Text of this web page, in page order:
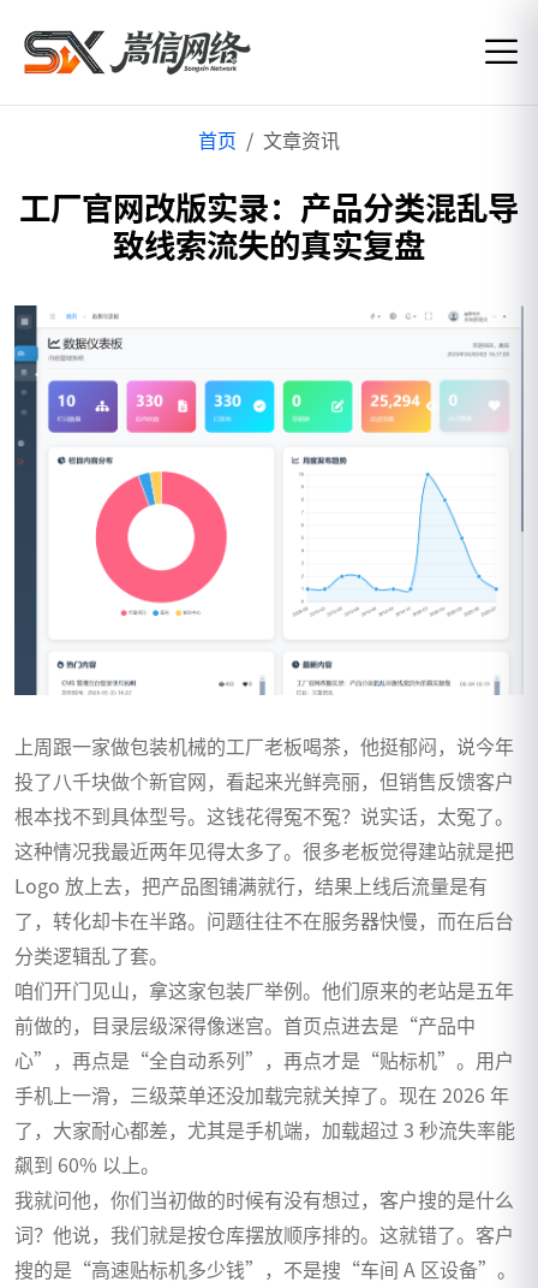
首页 文章资讯
工厂官网改版实录：产品分类混乱导
致线索流失的真实复盘
上周跟一家做包装机械的工厂老板喝茶，他挺郁闷，说今年
投了八千块做个新官网，看起来光鲜亮丽，但销售反馈客户
根本找不到具体型号。这钱花得冤不冤？说实话，太冤了。
这种情况我最近两年见得太多了。很多老板觉得建站就是把
Logo 放上去，把产品图铺满就行，结果上线后流量是有
了，转化却卡在半路。问题往往不在服务器快慢，而在后台
分类逻辑乱了套。
咱们开门见山，拿这家包装厂举例。他们原来的老站是五年
前做的，目录层级深得像迷宫。首页点进去是“产品中
心”，再点是“全自动系列”，再点才是“贴标机”。用户
手机上一滑，三级菜单还没加载完就关掉了。现在 2026 年
了，大家耐心都差，尤其是手机端，加载超过 3 秒流失率能
飙到 60% 以上。
我就问他，你们当初做的时候有没有想过，客户搜的是什么
词？他说，我们就是按仓库摆放顺序排的。这就错了。客户
搜的是“高速贴标机多少钱”，不是搜“车间 A 区设备”。